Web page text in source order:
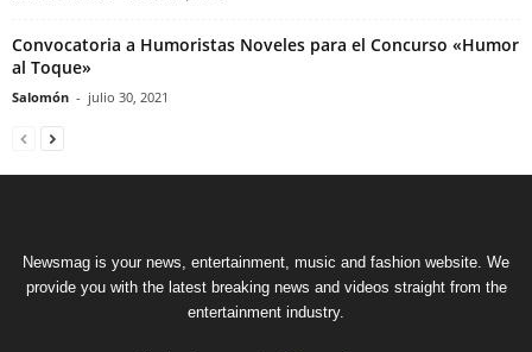
Convocatoria a Humoristas Noveles para el Concurso «Humor
al Toque»
Salomón - julio 30, 2021
Newsmag is your news, entertainment, music and fashion website. We
provide you with the latest breaking news and videos straight from the
entertainment industry.